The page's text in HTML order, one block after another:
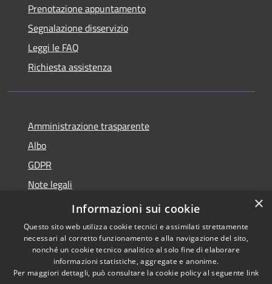
Prenotazione appuntamento
Segnalazione disservizio
Leggi le FAQ
Richiesta assistenza
Amministrazione trasparente
Albo
GDPR
Note legali
Dichiarazione di accessibilità
Accessibilità
Copyright © 2026 • Comune di
Cattolica • Powered by
×
Informazioni sui cookie
Questo sito web utilizza cookie tecnici e assimilati strettamente
necessari al corretto funzionamento e alla navigazione del sito,
nonché un cookie tecnico analitico al solo fine di elaborare
informazioni statistiche, aggregate e anonime.
Per maggiori dettagli, può consultare la cookie policy al seguente link